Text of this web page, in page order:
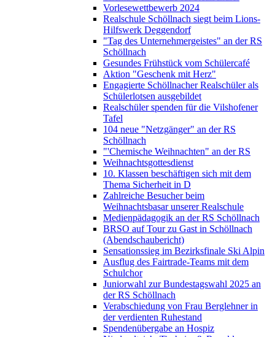
Vorlesewettbewerb 2024
Realschule Schöllnach siegt beim Lions-
Hilfswerk Deggendorf
"Tag des Unternehmergeistes" an der RS
Schöllnach
Gesundes Frühstück vom Schülercafé
Aktion "Geschenk mit Herz"
Engagierte Schöllnacher Realschüler als
Schülerlotsen ausgebildet
Realschüler spenden für die Vilshofener
Tafel
104 neue "Netzgänger" an der RS
Schöllnach
"'Chemische Weihnachten" an der RS
Weihnachtsgottesdienst
10. Klassen beschäftigen sich mit dem
Thema Sicherheit in D
Zahlreiche Besucher beim
Weihnachtsbasar unserer Realschule
Medienpädagogik an der RS Schöllnach
BRSO auf Tour zu Gast in Schöllnach
(Abendschaubericht)
Sensationssieg im Bezirksfinale Ski Alpin
Ausflug des Fairtrade-Teams mit dem
Schulchor
Juniorwahl zur Bundestagswahl 2025 an
der RS Schöllnach
Verabschiedung von Frau Berglehner in
der verdienten Ruhestand
Spendenübergabe an Hospiz